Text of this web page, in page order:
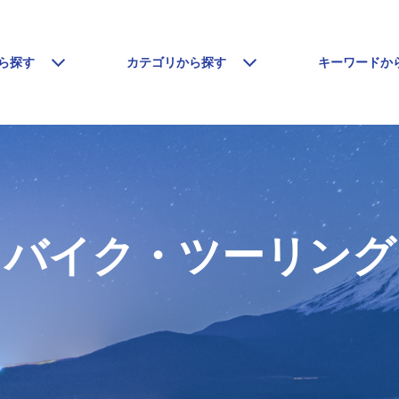
探す カテゴリから探す キーワードか
バイク・ツーリング